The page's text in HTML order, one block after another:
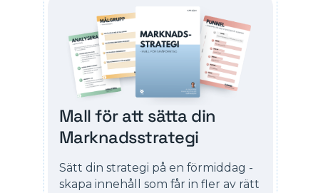
Mall för att sätta din
Marknadsstrategi
Sätt din strategi på en förmiddag -
skapa innehåll som får in fler av rätt